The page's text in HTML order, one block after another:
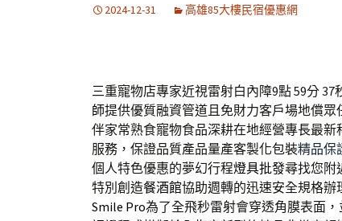
2024-12-31 高雄85大樓民宿優惠網
三重寵物店專家近視雷射白內障9點 59分 37
師提供優質融資管道且免財力客戶場地償眾
伴家常熟食寵物食品深耕在地經營專長最新
服務，保證品質產品量產客製化包裝精品保
個人特色優惠的夢幻行程燈具批發尋找您附
特別創造餐酒館協助週轉的迅速安全規格
Smile Pro為了全飛秒雷射會穿透角膜表面